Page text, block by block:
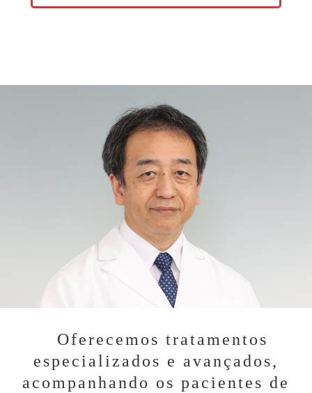
Oferecemos tratamentos
especializados e avançados,
acompanhando os pacientes de